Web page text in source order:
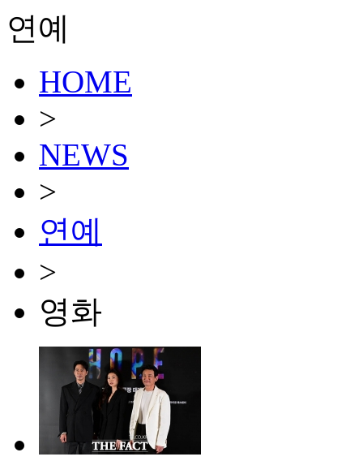
연예
HOME
>
NEWS
>
연예
>
영화